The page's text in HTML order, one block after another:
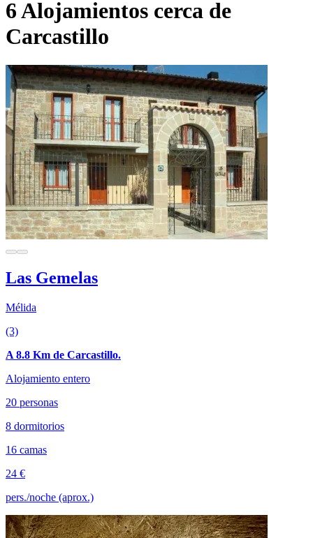
6 Alojamientos cerca de
Carcastillo
Las Gemelas
Mélida
(3)
A 8.8 Km de Carcastillo.
Alojamiento entero
20 personas
8 dormitorios
16 camas
24 €
pers./noche (aprox.)